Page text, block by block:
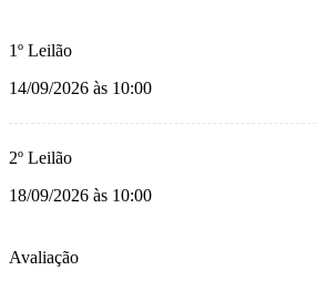
1º Leilão
14/09/2026 às 10:00
2º Leilão
18/09/2026 às 10:00
Avaliação